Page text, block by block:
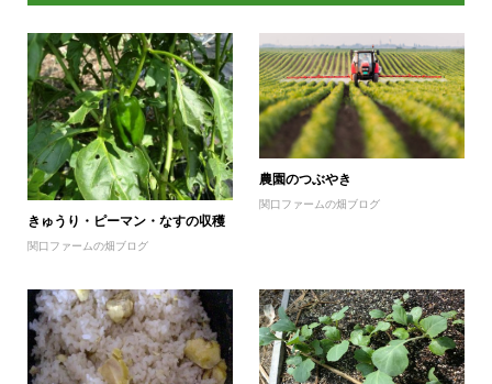
きゅうり・ピーマン・なすの収穫
関口ファームの畑ブログ
農園のつぶやき
関口ファームの畑ブログ